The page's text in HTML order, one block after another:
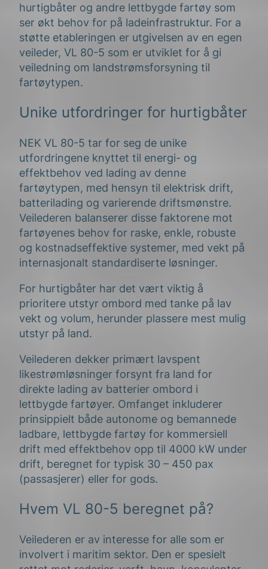
hurtigbåter og andre lettbygde fartøy som
ser økt behov for på ladeinfrastruktur. For a
støtte etableringen er utgivelsen av en egen
veileder, VL 80-5 som er utviklet for å gi
veiledning om landstrømsforsyning til
fartøytypen.
Unike utfordringer for hurtigbåter
NEK VL 80-5 tar for seg de unike
utfordringene knyttet til energi- og
effektbehov ved lading av denne
fartøytypen, med hensyn til elektrisk drift,
batterilading og varierende driftsmønstre.
Veilederen balanserer disse faktorene mot
fartøyenes behov for raske, enkle, robuste
og kostnadseffektive systemer, med vekt på
internasjonalt standardiserte løsninger.
For hurtigbåter har det vært viktig å
prioritere utstyr ombord med tanke på lav
vekt og volum, herunder plassere mest mulig
utstyr på land.
Veilederen dekker primært lavspent
likestrømløsninger forsynt fra land for
direkte lading av batterier ombord i
lettbygde fartøyer. Omfanget inkluderer
prinsippielt både autonome og bemannede
ladbare, lettbygde fartøy for kommersiell
drift med effektbehov opp til 4000 kW under
drift, beregnet for typisk 30 – 450 pax
(passasjerer) eller for gods.
Hvem VL 80-5 beregnet på?
Veilederen er av interesse for alle som er
involvert i maritim sektor. Den er spesielt